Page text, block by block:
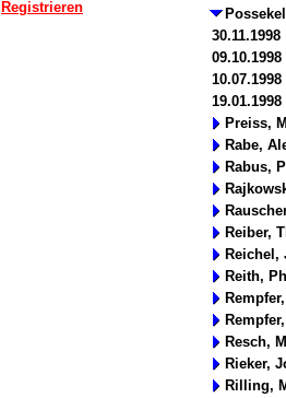
Registrieren
30.11.1998
09.10.1998
10.07.1998
19.01.1998
Preiss,
Rabe,
Rabus,
Reiber,
Reichel,
Reith,
Resch,
Rieker,
Rilling,